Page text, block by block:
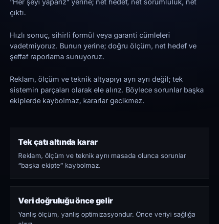
“Her şeyi yaparız” yerine; net hedef, net sorumluluk, net
çıktı.
Hızlı sonuç, sihirli formül veya garanti cümleleri
vadetmiyoruz. Bunun yerine; doğru ölçüm, net hedef ve
şeffaf raporlama sunuyoruz.
Reklam, ölçüm ve teknik altyapıyı ayrı ayrı değil; tek
sistemin parçaları olarak ele alırız. Böylece sorunlar başka
ekiplerde kaybolmaz, kararlar gecikmez.
Tek çatı altında karar
Reklam, ölçüm ve teknik aynı masada olunca sorunlar
“başka ekipte” kaybolmaz.
Veri doğruluğu önce gelir
Yanlış ölçüm, yanlış optimizasyondur. Önce veriyi sağlığa